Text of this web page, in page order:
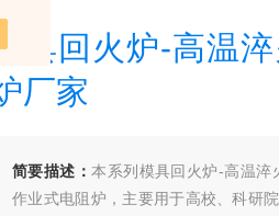
具回火炉-高温
厂家
简要描述：本系列模具回火炉-高温淬
作业式电阻炉，主要用于高校、科研